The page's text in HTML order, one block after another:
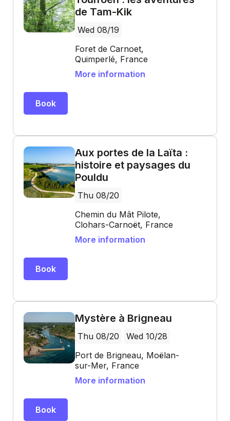
de Tam-Kik
Wed 08/19
Foret de Carnoet,
Quimperlé, France
More information
Book
Aux portes de la Laïta :
histoire et paysages du
Pouldu
Thu 08/20
Chemin du Mât Pilote,
Clohars-Carnoët, France
More information
Book
Mystère à Brigneau
Thu 08/20
Wed 10/28
Port de Brigneau, Moëlan-
sur-Mer, France
More information
Book